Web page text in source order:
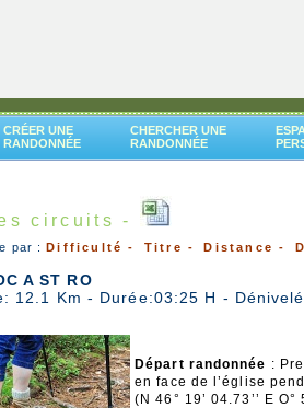
CRÉER UNE
RANDONNÉE
CHERCHER UNE
RANDONNÉE
circuits -
par :Difficulté - Titre - Distance -
A ST RO
12.1 Km - Durée:03:25 H -
Départ randonnée :
en face de l’église
(N 46° 19’ 04.73’’ E O°